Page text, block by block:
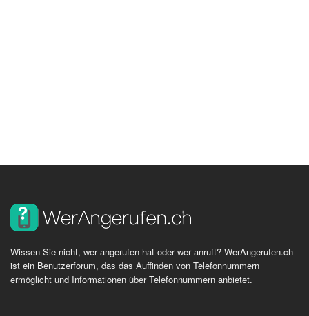
Wissen Sie nicht, wer angerufen hat oder wer anruft? WerAngerufen.ch
ist ein Benutzerforum, das das Auffinden von Telefonnummern
ermöglicht und Informationen über Telefonnummern anbietet.